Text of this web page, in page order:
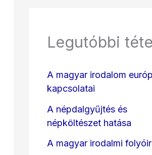
Legutóbbi
A magyar irodalom
kapcsolatai
A népdalgyűjtés és
népköltészet hatása
A magyar irodalmi